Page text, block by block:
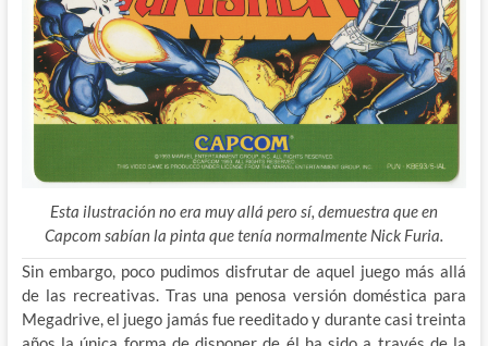
Esta ilustración no era muy allá pero sí, demuestra que en
Capcom sabían la pinta que tenía normalmente Nick Furia.
Sin embargo, poco pudimos disfrutar de aquel juego más allá
de las recreativas. Tras una penosa versión doméstica para
Megadrive, el juego jamás fue reeditado y durante casi treinta